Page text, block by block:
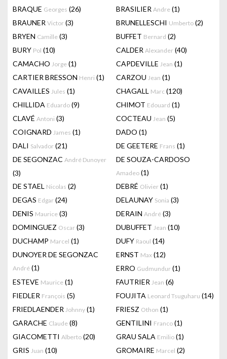
BRAQUE Georges (26) BRASILIER Andre (1)
BRAUNER Victor (3) BRUNELLESCHI Umberto (2)
BRYEN Camille (3) BUFFET Bernard (2)
BURY Pol (10) CALDER Alexander (40)
CAMACHO Jorge (1) CAPDEVILLE Jean (1)
CARTIER BRESSON Henri (1) CARZOU Jean (1)
CAVAILLES Jules (1) CHAGALL Marc (120)
CHILLIDA Eduardo (9) CHIMOT Edouard (1)
CLAVÉ Antoni (3) COCTEAU Jean (5)
COIGNARD James (1) DADO (1)
DALI Salvador (21) DE GEETERE Frans (1)
DE SEGONZAC André Dunoyer
(3)
DE SOUZA-CARDOSO
Amadeo (1)
DE STAEL Nicolas (2) DEBRÉ Olivier (1)
DEGAS Edgar (24) DELAUNAY Sonia (3)
DENIS Maurice (3) DERAIN André (3)
DOMINGUEZ Oscar (3) DUBUFFET Jean (10)
DUCHAMP Marcel (1) DUFY Raoul (14)
DUNOYER DE SEGONZAC
André (1)
ERNST Max (12)
ERRO Gudmundur (1)
ESTEVE Maurice (1) FAUTRIER Jean (6)
FIEDLER François (5) FOUJITA Leonard Tsuguharu (14)
FRIEDLAENDER Johnny (1) FRIESZ Othon (1)
GARACHE Claude (8) GENTILINI Franco (1)
GIACOMETTI Alberto (20) GRAU SALA Emilio (1)
GRIS Juan (10) GROMAIRE Marcel (2)